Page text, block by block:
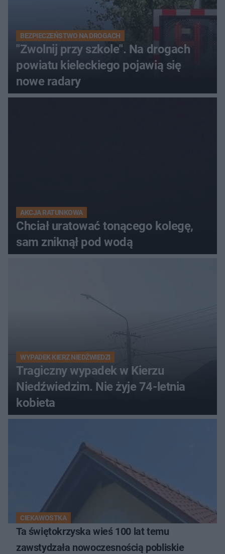
BEZPIECZEŃSTWO NA DROGACH
"Zwolnij przy szkole". Na drogach
powiatu kieleckiego pojawią się
nowe radary
AKCJA RATUNKOWA
Chciał uratować tonącego kolegę,
sam zniknął pod wodą
WYPADEK KIERZ NIEDŹWIEDZI
Tragiczny wypadek w Kierzu
Niedźwiedzim. Nie żyje 74-letnia
kobieta
CIEKAWOSTKA
Ta świętokrzyska wieś 100 lat temu
zawstydzała nowoczesnością pobliskie